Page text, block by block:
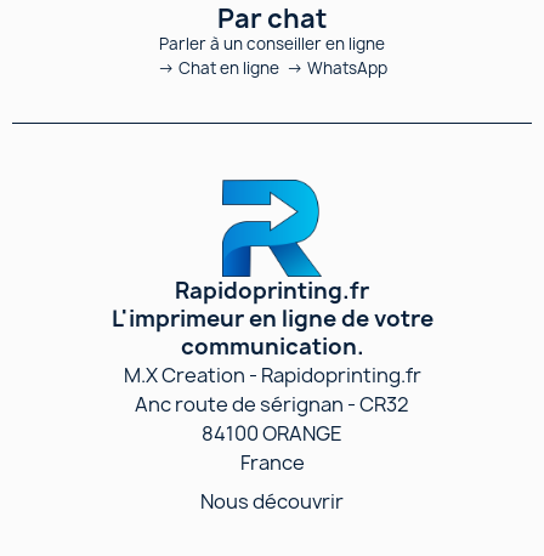
Par chat
Parler à un conseiller en ligne
→ Chat en ligne → WhatsApp
Rapidoprinting.fr
L'imprimeur en ligne de votre
communication.
M.X Creation - Rapidoprinting.fr
Anc route de sérignan - CR32
84100 ORANGE
France
Nous découvrir